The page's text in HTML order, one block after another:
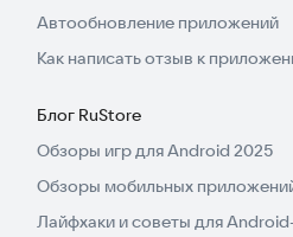
Автообновление приложений
Как написать отзыв к
Блог RuStore
Обзоры игр для Android 2025
Обзоры мобильных
Лайфхаки и советы для